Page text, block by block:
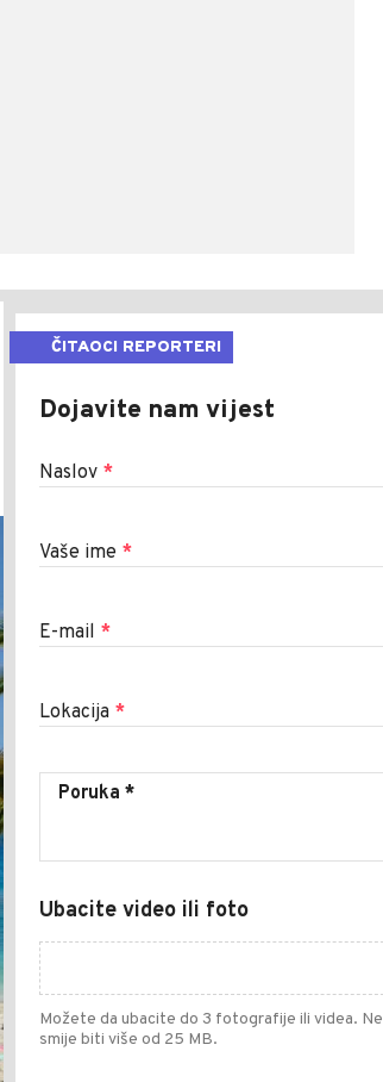
ČITAOCI REPORTERI
Dojavite nam vijest
Naslov *
Vaše ime *
E-mail *
Lokacija *
Ubacite video ili foto
Možete da ubacite do 3 fotografije ili videa. Ne
smije biti više od 25 MB.